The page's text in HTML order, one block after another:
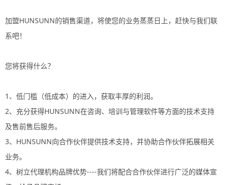
加盟HUNSUNN的销售渠道，将使您的业务蒸蒸日上，赶快与我们联
系吧！
您将获得什么？
1、低门槛（低成本）的进入，获取丰厚的利润。
2、充分获得HUNSUNN在咨询、培训与管理软件等方面的技术支持
及售前售后服务。
3、HUNSUNN向合作伙伴提供技术支持，并协助合作伙伴拓展相关
业务。
4、树立代理机构品牌优势----我们将配合合作伙伴进行广泛的媒体宣